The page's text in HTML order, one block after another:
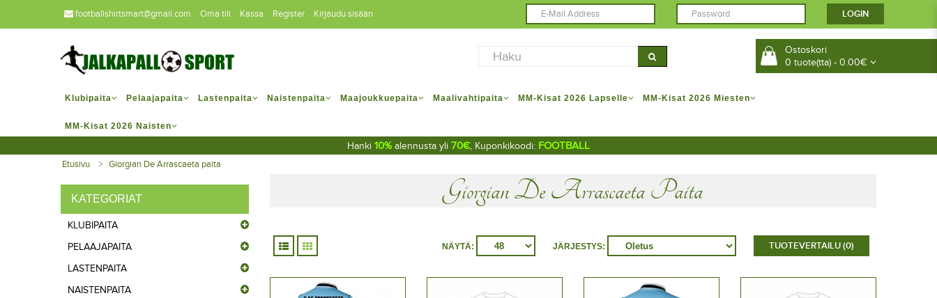
footballshirtsmart@gmail.com Oma tili Kassa Register Kirjaudu sisään
Ostoskori
0 tuote(tta) - 0.00€
Klubipaita Pelaajapaita Lastenpaita Naistenpaita Maajoukkuepaita Maalivahtipaita MM-Kisat 2026 Lapselle MM-Kisat 2026 Miesten
MM-Kisat 2026 Naisten
Hanki 10% alennusta yli 70€, Kuponkikoodi: FOOTBALL
Etusivu Giorgian De Arrascaeta paita
KATEGORIAT
KLUBIPAITA
PELAAJAPAITA
LASTENPAITA
NAISTENPAITA
Giorgian De Arrascaeta Paita
TUOTEVERTAILU (0)
JÄRJESTYS:
NÄYTÄ: